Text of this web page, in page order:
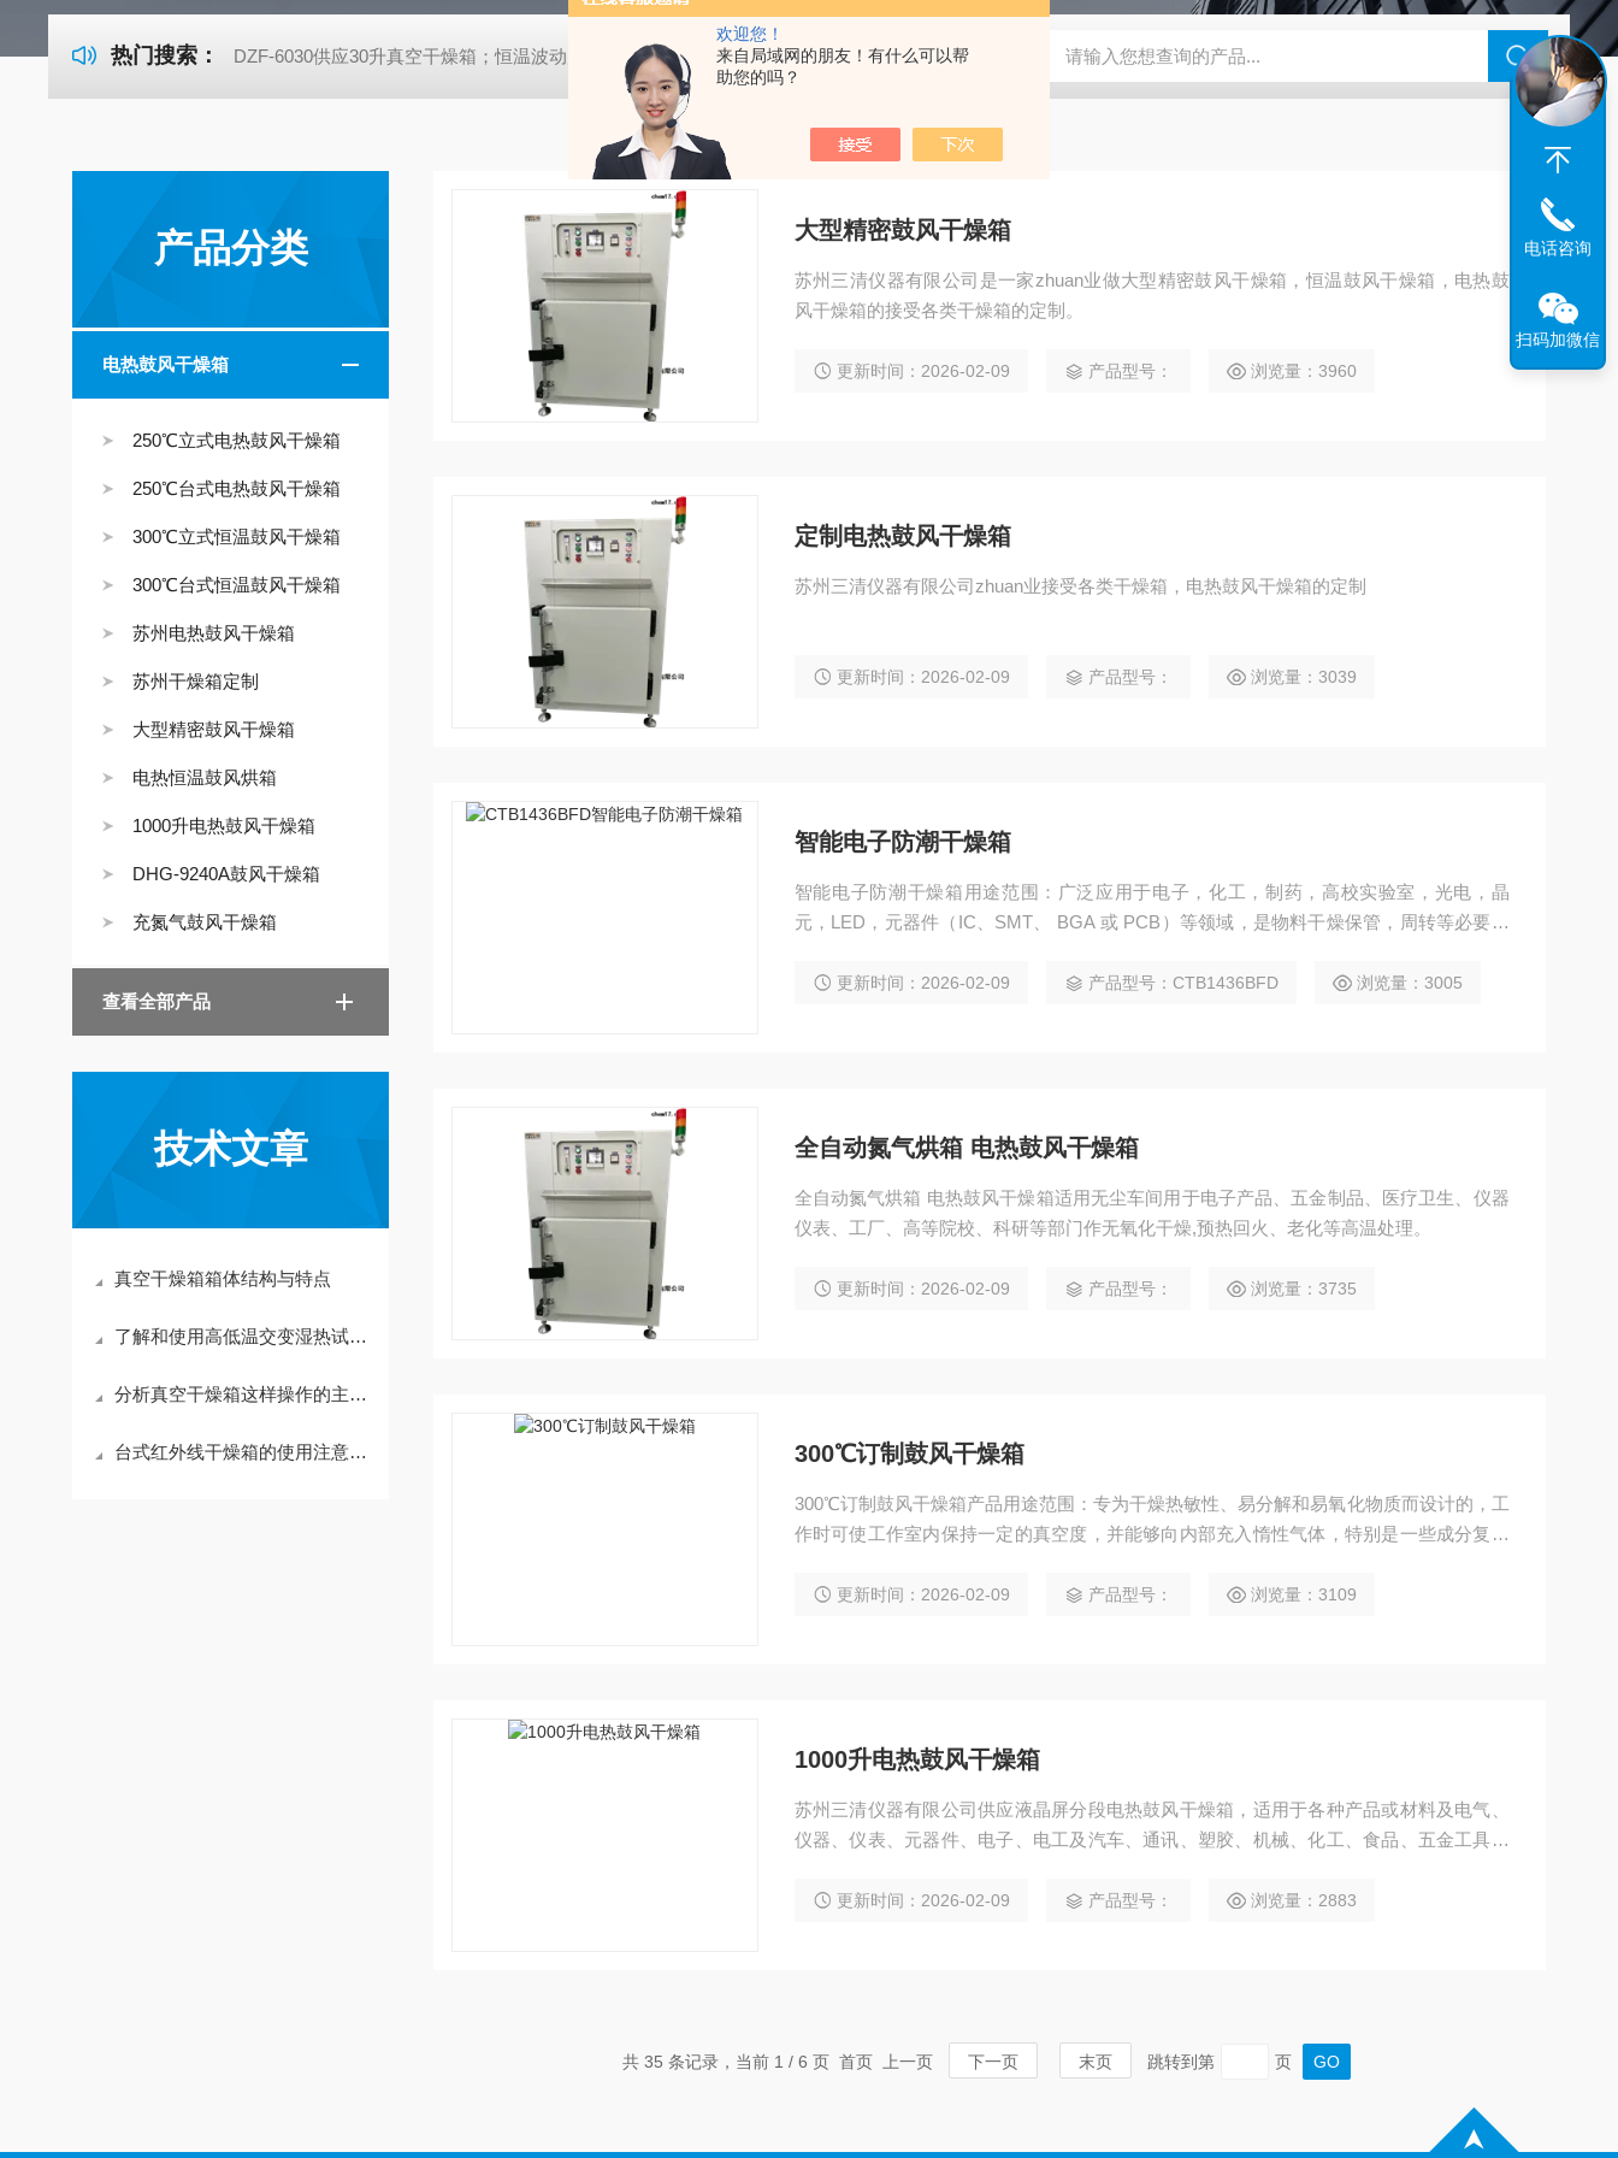
欢迎您！
来自局域网的朋友！有什么可以帮
助您的吗？
热门搜索： DZF-6030供应30升真空干燥箱；恒温波动度:±0.5℃ DHG-9140B（140升）电热恒温鼓风干燥箱，不锈钢干燥箱，烘箱控温范围300℃ DHG-9070B（70
产品分类
电热鼓风干燥箱
250℃立式电热鼓风干燥箱
250℃台式电热鼓风干燥箱
300℃立式恒温鼓风干燥箱
300℃台式恒温鼓风干燥箱
苏州电热鼓风干燥箱
苏州干燥箱定制
大型精密鼓风干燥箱
电热恒温鼓风烘箱
1000升电热鼓风干燥箱
DHG-9240A鼓风干燥箱
充氮气鼓风干燥箱
查看全部产品
技术文章
真空干燥箱箱体结构与特点
了解和使用高低温交变湿热试验箱
分析真空干燥箱这样操作的主要原因
台式红外线干燥箱的使用注意事项
大型精密鼓风干燥箱
苏州三清仪器有限公司是一家zhuan业做大型精密鼓风干燥箱，恒温鼓风干燥箱，电热鼓
风干燥箱的接受各类干燥箱的定制。
更新时间：2026-02-09 产品型号： 浏览量：3960
定制电热鼓风干燥箱
苏州三清仪器有限公司zhuan业接受各类干燥箱，电热鼓风干燥箱的定制
更新时间：2026-02-09 产品型号： 浏览量：3039
智能电子防潮干燥箱
智能电子防潮干燥箱用途范围：广泛应用于电子，化工，制药，高校实验室，光电，晶
元，LED，元器件（IC、SMT、 BGA 或 PCB）等领域，是物料干燥保管，周转等必要的
更新时间：2026-02-09 产品型号：CTB1436BFD 浏览量：3005
全自动氮气烘箱 电热鼓风干燥箱
全自动氮气烘箱 电热鼓风干燥箱适用无尘车间用于电子产品、五金制品、医疗卫生、仪器
仪表、工厂、高等院校、科研等部门作无氧化干燥,预热回火、老化等高温处理。
更新时间：2026-02-09 产品型号： 浏览量：3735
300℃订制鼓风干燥箱
300℃订制鼓风干燥箱产品用途范围：专为干燥热敏性、易分解和易氧化物质而设计的，工
作时可使工作室内保持一定的真空度，并能够向内部充入惰性气体，特别是一些成分复杂
更新时间：2026-02-09 产品型号： 浏览量：3109
1000升电热鼓风干燥箱
苏州三清仪器有限公司供应液晶屏分段电热鼓风干燥箱，适用于各种产品或材料及电气、
仪器、仪表、元器件、电子、电工及汽车、通讯、塑胶、机械、化工、食品、五金工具，
更新时间：2026-02-09 产品型号： 浏览量：2883
共 35 条记录，当前 1 / 6 页 首页 上一页 下一页 末页 跳转到第 页
电话咨询
扫码加微信